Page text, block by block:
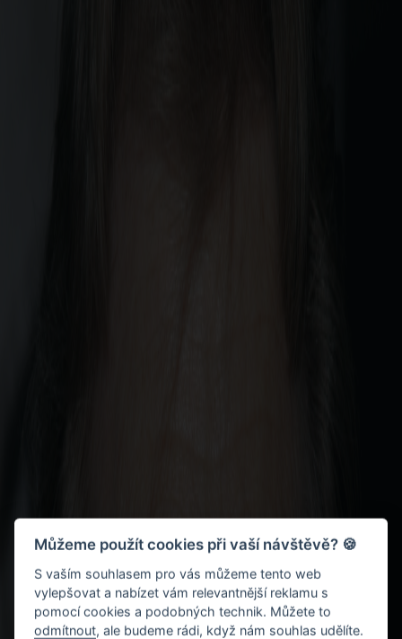
Můžeme použít cookies při vaší návštěvě? 🍪
S vaším souhlasem pro vás můžeme tento web
vylepšovat a nabízet vám relevantnější reklamu s
pomocí cookies a podobných technik. Můžete to
odmítnout, ale budeme rádi, když nám souhlas udělíte.